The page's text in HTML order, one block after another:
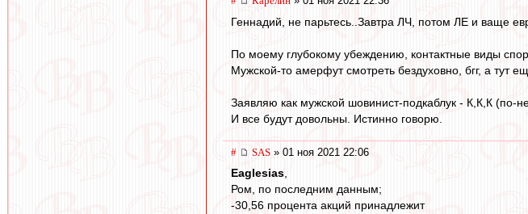
Геннадий, не парьтесь..Завтра ЛЧ, потом ЛЕ и ваще
По моему глубокому убеждению, контактные виды
Мужской-то амерфут смотреть бездуховно, бгг, а тут
Заявляю как мужской шовинист-подкаблук - К,К,К (по-
И все будут довольны. Истинно говорю.
# SAS » 01 ноя 2021 22:06
Eaglesias
Ром, по последним данным;
-30,56 процента акций принадлежит